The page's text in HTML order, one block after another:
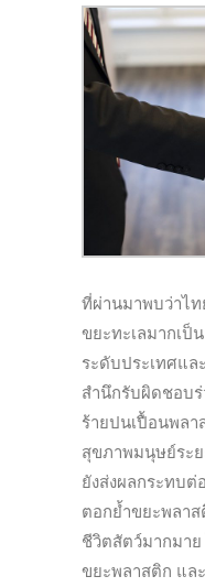
ที่ผ่านมาพบว่าไท
ขยะทะเลมากเป็
ระดับประเทศแล
สำนึกรับผิดชอบ
ร้ายปนเปื้อนพลา
สุขภาพมนุษย์ระ
ยังส่งผลกระทบต่
ตอกย้ำขยะพลาส
ชีวิตสัตว์มากมา
ขยะพลาสติก แล